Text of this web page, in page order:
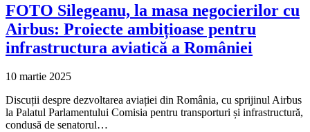
FOTO Silegeanu, la masa negocierilor cu
Airbus: Proiecte ambițioase pentru
infrastructura aviatică a României
10 martie 2025
Discuții despre dezvoltarea aviației din România, cu sprijinul Airbus
la Palatul Parlamentului Comisia pentru transporturi și infrastructură,
condusă de senatorul…